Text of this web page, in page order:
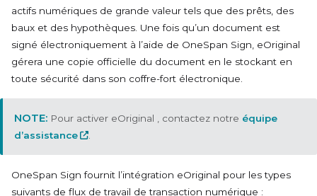
actifs numériques de grande valeur tels que des prêts, des
baux et des hypothèques. Une fois qu’un document est
signé électroniquement à l’aide de OneSpan Sign, eOriginal
gérera une copie officielle du document en le stockant en
toute sécurité dans son coffre-fort électronique.
Pour activer eOriginal , contactez notre équipe
d’assistance
OneSpan Sign fournit l’intégration eOriginal pour les types
suivants de flux de travail de transaction numérique :